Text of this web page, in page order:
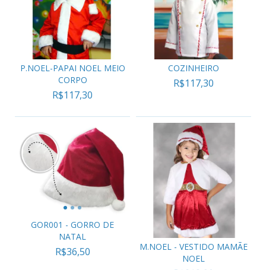
P.NOEL-PAPAI NOEL MEIO
CORPO
R$117,30
COZINHEIRO
R$117,30
GOR001 - GORRO DE
NATAL
R$36,50
M.NOEL - VESTIDO MAMÃE
NOEL